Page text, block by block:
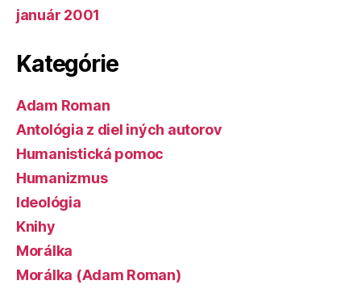
január 2001
Kategórie
Adam Roman
Antológia z diel iných autorov
Humanistická pomoc
Humanizmus
Ideológia
Knihy
Morálka
Morálka (Adam Roman)